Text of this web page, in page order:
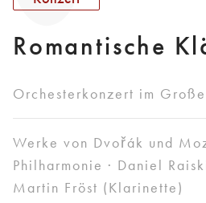
Romantische
Orchesterkonzert im
Werke von Dvořák und
Philharmonie · Daniel
Martin Fröst (Klarinette)